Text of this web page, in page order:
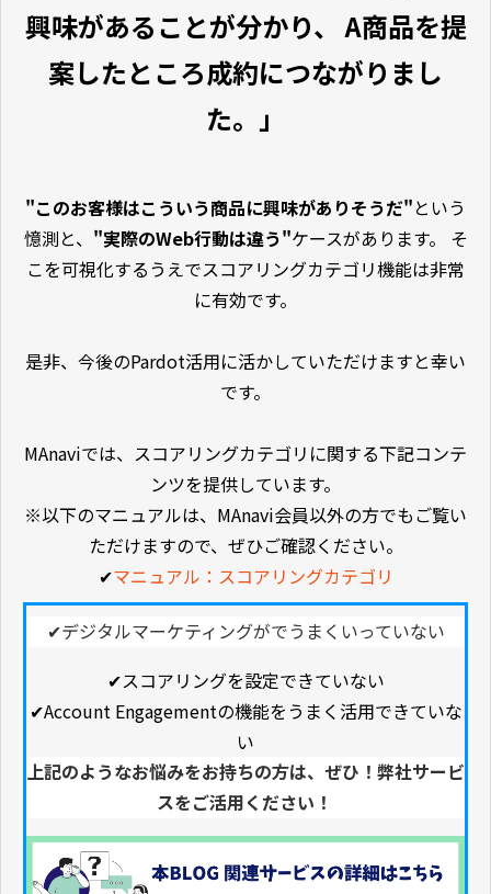
興味があることが分かり、 A商品を提
案したところ成約につながりまし
た。」
"このお客様はこういう商品に興味がありそうだ"という
憶測と、 "実際のWeb行動は違う"ケースがあります。 そ
こを可視化するうえでスコアリングカテゴリ機能は非常
に有効です。
是非、今後のPardot活用に活かしていただけますと幸い
です。
MAnaviでは、スコアリングカテゴリに関する下記コンテ
ンツを提供しています。
※以下のマニュアルは、MAnavi会員以外の方でもご覧い
ただけますので、ぜひご確認ください。
✔マニュアル：スコアリングカテゴリ
✔デジタルマーケティングがでうまくいっていない
✔スコアリングを設定できていない
✔Account Engagementの機能をうまく活用できていな
い
上記のようなお悩みをお持ちの方は、ぜひ！弊社サービ
スをご活用ください！